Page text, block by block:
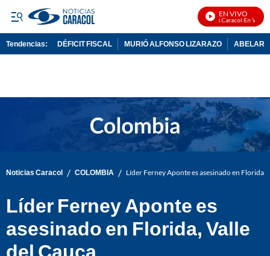
EN VIVO
Noticias Caracol En Vivo
Tendencias: DÉFICIT FISCAL MURIÓ ALFONSO LIZARAZO
Noticias Caracol / COLOMBIA / Líder Ferney Aponte es asesinado en Florida,
Líder Ferney Aponte es
asesinado en Florida, Valle
del Cauca